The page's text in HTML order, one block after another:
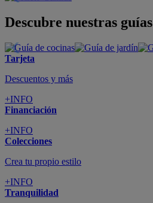
Descubre nuestras guías
Tarjeta
Descuentos y más
+INFO
Financiación
+INFO
Colecciones
Crea tu propio estilo
+INFO
Tranquilidad